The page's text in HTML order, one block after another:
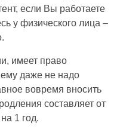
если Вы работаете
у физического лица –
имеет право
ему даже не надо
вовремя вносить
составляет от
1 год.